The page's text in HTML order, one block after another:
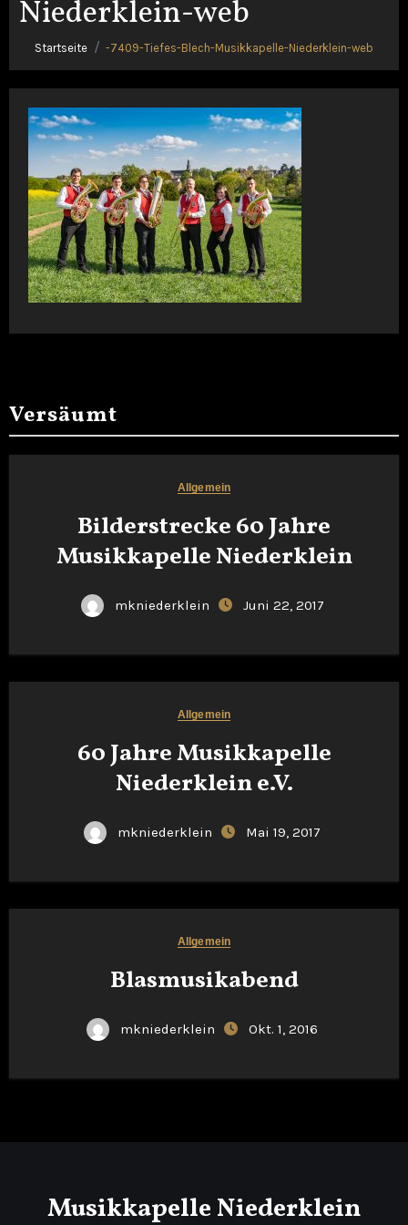
Niederklein-web
Startseite -7409-Tiefes-Blech-Musikkapelle-Niederklein-web
Versäumt
Allgemein
Bilderstrecke 60 Jahre
Musikkapelle Niederklein
mkniederklein Juni 22, 2017
Allgemein
60 Jahre Musikkapelle
Niederklein e.V.
mkniederklein Mai 19, 2017
Allgemein
Blasmusikabend
mkniederklein Okt. 1, 2016
Musikkapelle Niederklein